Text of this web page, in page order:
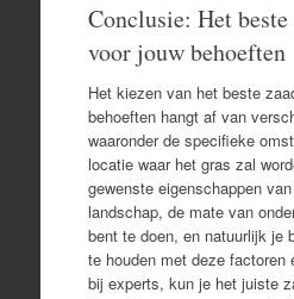
Conclusie: Het beste
voor jouw behoeften
Het kiezen van het beste
behoeften hangt af van
waaronder de specifieke
locatie waar het gras zal
gewenste eigenschappen
landschap, de mate van
bent te doen, en natuurlijk je
te houden met deze factoren
bij experts, kun je het juiste